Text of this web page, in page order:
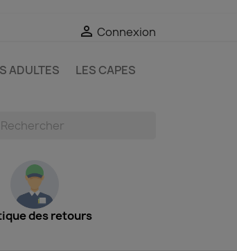
 Connexion
ADULTES
LES CAPES
des retours